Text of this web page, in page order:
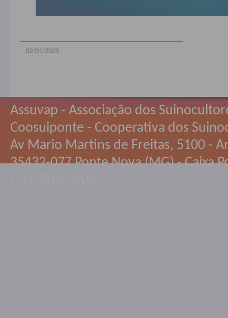
02/01/2025
Assuvap - Associação dos
Coosuiponte - Cooperativa dos
Av Mario Martins de Freitas, 5100 -
35432-077 Ponte Nova (MG) - Caixa